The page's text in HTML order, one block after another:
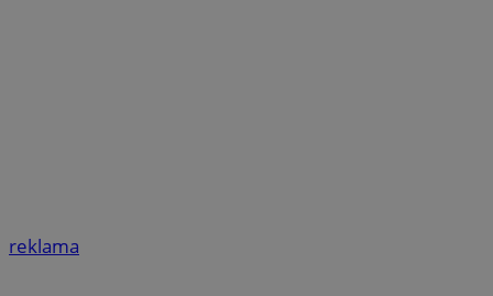
reklama